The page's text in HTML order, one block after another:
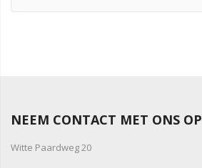
NEEM CONTACT MET ONS OP
Witte Paardweg 20